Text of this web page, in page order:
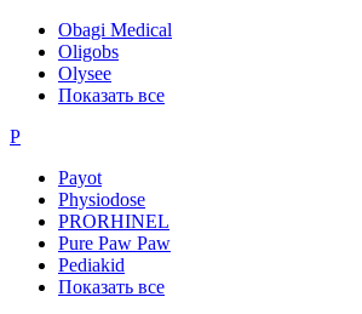
Obagi Medical
Oligobs
Olysee
Показать все
P
Payot
Physiodose
PRORHINEL
Pure Paw Paw
Pediakid
Показать все